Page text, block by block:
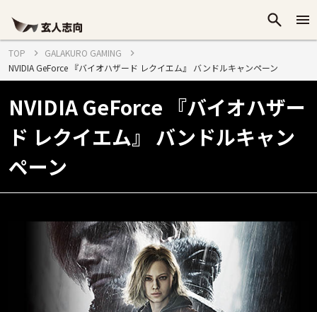
TOP
GALAKURO GAMING
NVIDIA GeForce 『バイオハザード レクイエム』 バンドルキャンペーン
NVIDIA GeForce 『バイオハザー
ド レクイエム』 バンドルキャン
ペーン